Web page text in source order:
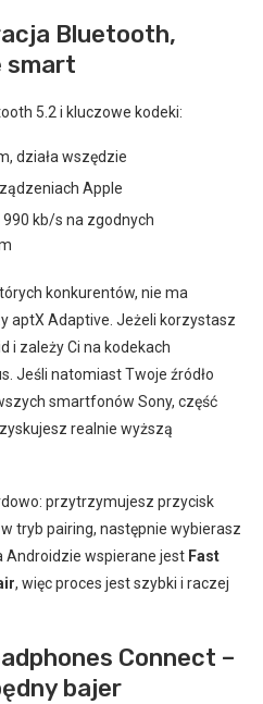
Bluetooth,
smart
5.2 i kluczowe kodeki:
działa wszędzie
Apple
kb/s na zgodnych
konkurentów, nie ma
aptX Adaptive. Jeżeli korzystasz
i zależy Ci na kodekach
Jeśli natomiast Twoje źródło
smartfonów Sony, część
realnie wyższą
przytrzymujesz przycisk
tryb pairing, następnie wybierasz
Androidzie wspierane jest Fast
, więc proces jest szybki i raczej
Connect –
bajer